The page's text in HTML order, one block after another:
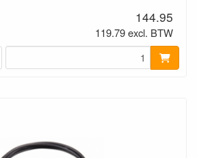
144.95
119.79 excl. BTW